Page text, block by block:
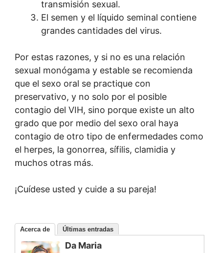
transmisión sexual.
El semen y el líquido seminal contiene
grandes cantidades del virus.
Por estas razones, y si no es una relación
sexual monógama y estable se recomienda
que el sexo oral se practique con
preservativo, y no solo por el posible
contagio del VIH, sino porque existe un alto
grado que por medio del sexo oral haya
contagio de otro tipo de enfermedades como
el herpes, la gonorrea, sífilis, clamidia y
muchos otras más.
¡Cuídese usted y cuide a su pareja!
Acerca de Últimas entradas
Da Maria